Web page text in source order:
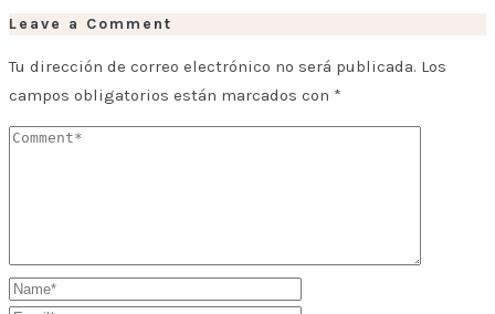
Leave a Comment
Tu dirección de correo electrónico no será publicada. Los
campos obligatorios están marcados con *